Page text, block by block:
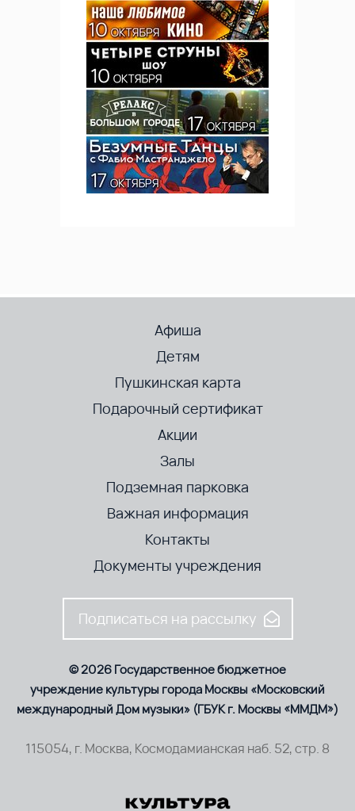
Афиша
Детям
Пушкинская карта
Подарочный сертификат
Акции
Залы
Подземная парковка
Важная информация
Контакты
Документы учреждения
Подписаться на рассылку
© 2026 Государственное бюджетное
учреждение культуры города Москвы «Московский
международный Дом музыки» (ГБУК г. Москвы «ММДМ»)
115054, г. Москва, Космодамианская наб. 52, стр. 8